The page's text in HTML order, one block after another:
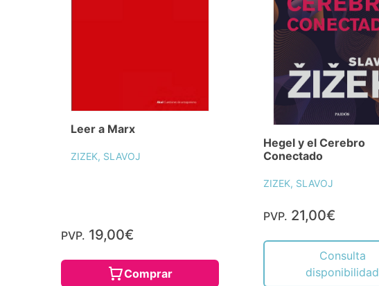
Leer a Marx
ZIZEK, SLAVOJ
PVP. 19,00€
Comprar
Hegel y el Cerebro
Conectado
ZIZEK, SLAVOJ
PVP. 21,00€
Consulta
disponibilidad